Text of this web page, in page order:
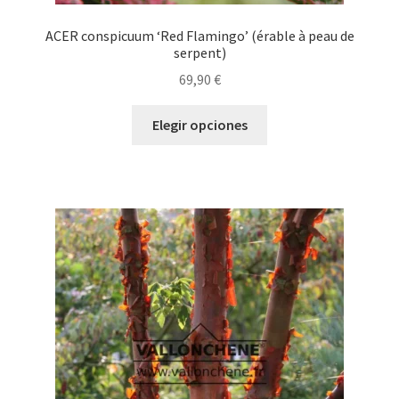
ACER conspicuum ‘Red Flamingo’ (érable à peau de
serpent)
69,90 €
Elegir opciones
variantes.
Las
opciones
se
pueden
elegir
en
la
página